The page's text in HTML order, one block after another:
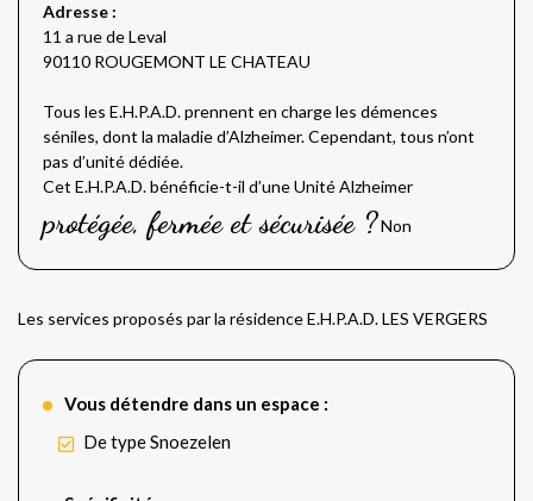
Adresse :
11 a rue de Leval
90110 ROUGEMONT LE CHATEAU
Tous les E.H.P.A.D. prennent en charge les démences
séniles, dont la maladie d’Alzheimer. Cependant, tous n’ont
pas d’unité dédiée.
Cet E.H.P.A.D. bénéficie-t-il d’une Unité Alzheimer
protégée, fermée et sécurisée ?Non
Les services proposés par la résidence E.H.P.A.D. LES VERGERS
Vous détendre dans un espace :
De type Snoezelen